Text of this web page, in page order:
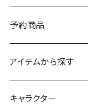
予約商品
アイテムから探す
九谷焼
キャラクター